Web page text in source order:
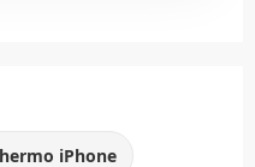
iPhone